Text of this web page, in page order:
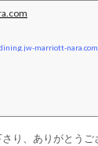
marriott-
り、ありがとう